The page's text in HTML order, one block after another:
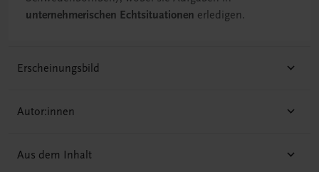
unternehmerischen Echtsituationen erledigen.
Erscheinungsbild
Autor:innen
Aus dem Inhalt